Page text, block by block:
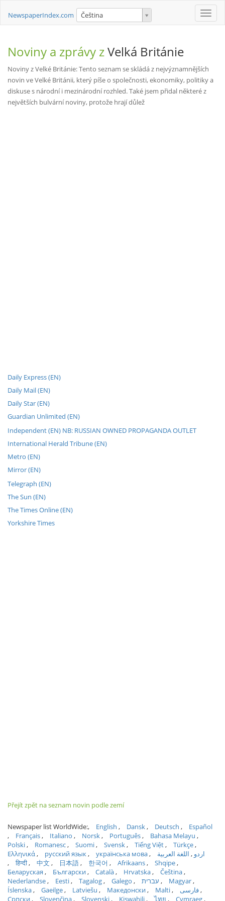
Toggle
NewspaperIndex.com Čeština
Noviny a zprávy zVelká Británie
Noviny z Velké Británie: Tento seznam se skládá z nejvýznamnějších
novin ve Velké Británii, který píše o společnosti, ekonomiky, politiky a
diskuse s národní i mezinárodní rozhled. Také jsem přidal některé z
největších bulvární noviny, protože hrají důlež
Daily Express (EN)
Daily Mail (EN)
Daily Star (EN)
Guardian Unlimited (EN)
Independent (EN) NB: RUSSIAN OWNED PROPAGANDA OUTLET
International Herald Tribune (EN)
Metro (EN)
Mirror (EN)
Telegraph (EN)
The Sun (EN)
The Times Online (EN)
Yorkshire Times
Přejít zpět na seznam novin podle zemí
Newspaper list WorldWide: English Dansk Deutsch
Español
Français
Italiano Norsk Português
Bahasa Melayu
Polski
Romanesc Suomi Svensk Tiếng Việt
Türkçe
Ελληνικά
русский язык українська мова اردو
اللغة العربية
हिन्दी
中文 日本語 한국어 Afrikaans
Shqipe
Беларуская
Български Català Hrvatska
Čeština
Nederlandse
Eesti Tagalog Galego עברית
Magyar
Íslenska
Gaeilge Latviešu Македонски Malti
فارسی
Српски
Slovenčina Slovenski Kiswahili ไทย Cymraeg